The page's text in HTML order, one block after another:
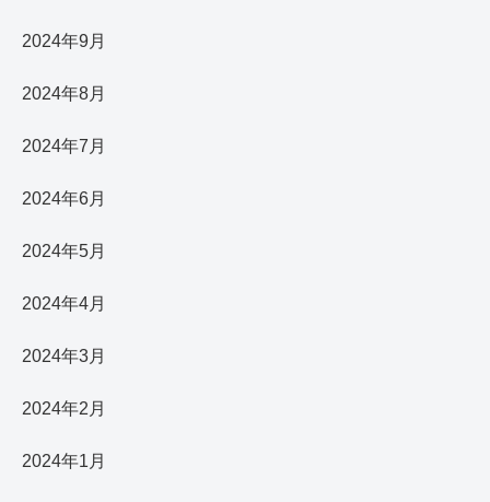
2024年9月
2024年8月
2024年7月
2024年6月
2024年5月
2024年4月
2024年3月
2024年2月
2024年1月